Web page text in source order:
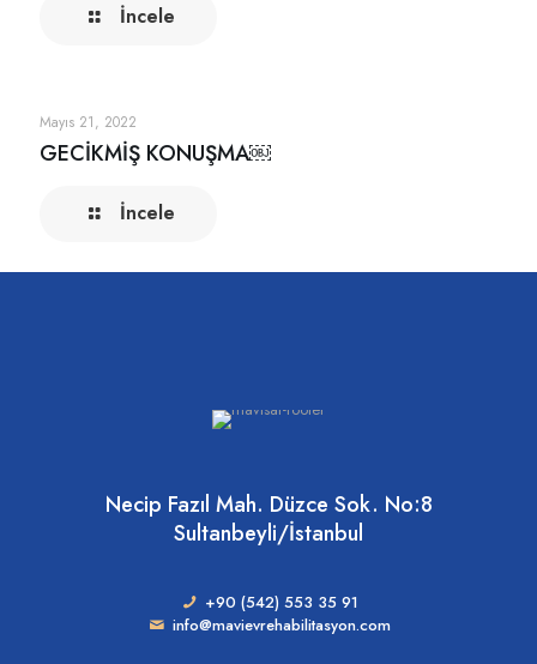
İncele
Mayıs 21, 2022
GECİKMİŞ KONUŞMA￼
İncele
Necip Fazıl Mah. Düzce Sok. No:8
Sultanbeyli/İstanbul
+90 (542) 553 35 91
info@mavievrehabilitasyon.com